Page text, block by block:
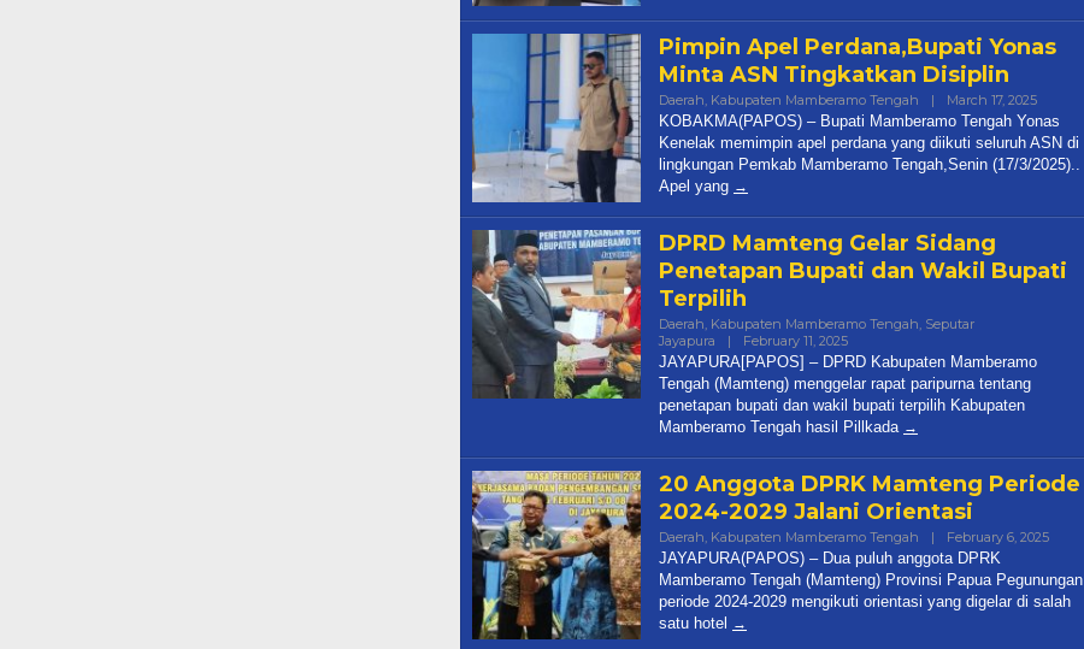
Pimpin Apel Perdana,Bupati Yonas
Minta ASN Tingkatkan Disiplin
Daerah, Kabupaten Mamberamo Tengah | March 17, 2025
Papua
Pos
KOBAKMA(PAPOS) – Bupati Mamberamo Tengah Yonas
Kenelak memimpin apel perdana yang diikuti seluruh ASN di
lingkungan Pemkab Mamberamo Tengah,Senin (17/3/2025)..
Apel yang
DPRD Mamteng Gelar Sidang
Penetapan Bupati dan Wakil Bupati
Terpilih
Daerah, Kabupaten Mamberamo Tengah, Seputar
Jayapura
| February 11, 2025
Papua
Pos
JAYAPURA[PAPOS] – DPRD Kabupaten Mamberamo
Tengah (Mamteng) menggelar rapat paripurna tentang
penetapan bupati dan wakil bupati terpilih Kabupaten
Mamberamo Tengah hasil Pillkada
20 Anggota DPRK Mamteng Periode
2024-2029 Jalani Orientasi
Daerah, Kabupaten Mamberamo Tengah | February 6, 2025
JAYAPURA(PAPOS) – Dua puluh anggota DPRK
Mamberamo Tengah (Mamteng) Provinsi Papua Pegunungan
periode 2024-2029 mengikuti orientasi yang digelar di salah
satu hotel